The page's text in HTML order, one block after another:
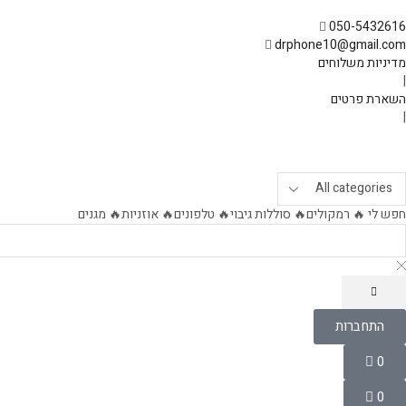
050-5432616
drphone10@gmail.com
מדיניות משלוחים
|
השארת פרטים
|
חפש לי 🔥 רמקולים🔥 סוללות גיבוי🔥 טלפונים🔥 אוזניות🔥 מגנים
שם משתמש או כתובת אימייל
התחברות
0
0